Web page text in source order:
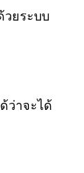
วยระบบ
ว่าจะได้